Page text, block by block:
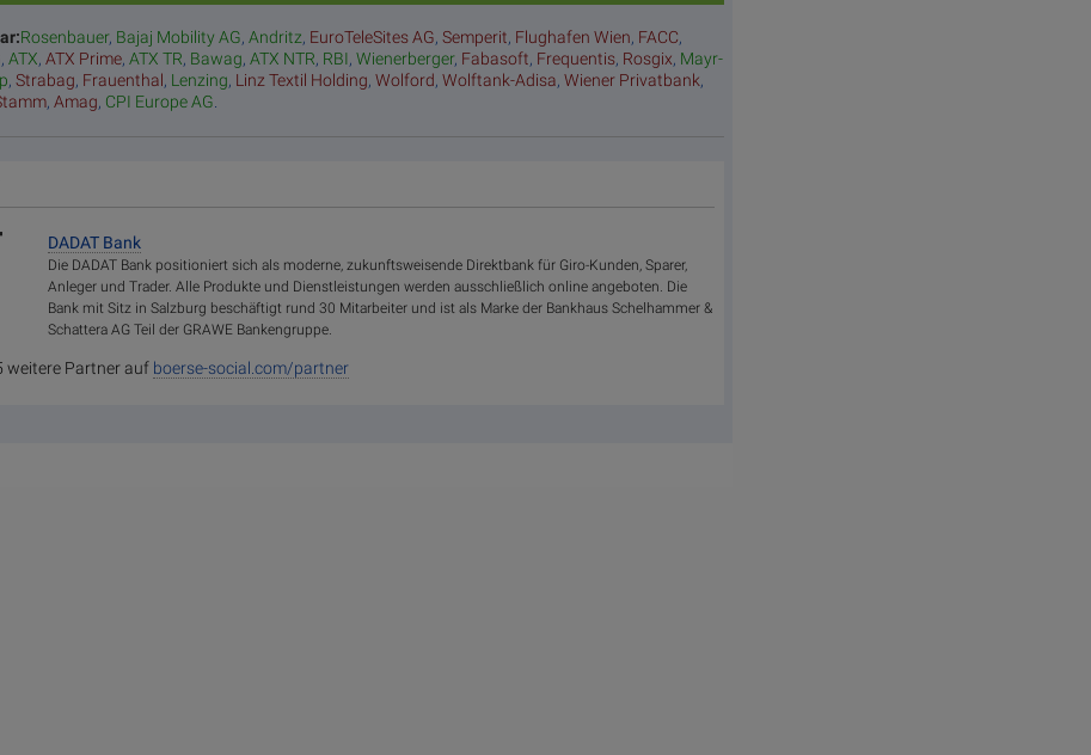
Rosenbauer, Bajaj Mobility AG,Andritz, EuroTeleSites AG,Semperit, Flughafen Wien, FACC,
,ATX,ATX Prime,ATX TR, Bawag,ATX NTR, RBI,Wienerberger, Fabasoft, Frequentis, Rosgix, Mayr-
,Strabag, Frauenthal, Lenzing, Linz Textil Holding,Wolford,Wolftank-Adisa,Wiener Privatbank,
,Amag, CPI Europe AG.
DADAT Bank
Die DADAT Bank positioniert sich als moderne, zukunftsweisende Direktbank für Giro-Kunden, Sparer,
Anleger und Trader. Alle Produkte und Dienstleistungen werden ausschließlich online angeboten. Die
Bank mit Sitz in Salzburg beschäftigt rund 30 Mitarbeiter und ist als Marke der Bankhaus Schelhammer &
Schattera AG Teil der GRAWE Bankengruppe.
weitere Partner auf boerse-social.com/partner